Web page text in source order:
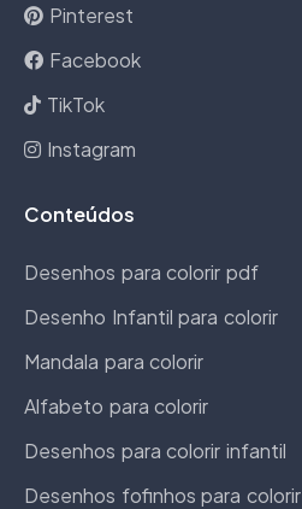
Pinterest
Facebook
TikTok
Instagram
Conteúdos
Desenhos para colorir pdf
Desenho Infantil para colorir
Mandala para colorir
Alfabeto para colorir
Desenhos para colorir infantil
Desenhos fofinhos para colorir